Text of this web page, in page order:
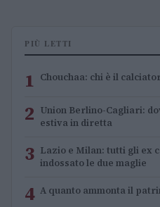
PIÙ LETTI
1 Chouchaa: chi è il
2 Union Berlino-Cagliari:
estiva in diretta
3 Lazio e Milan: tutti gli ex
indossato le due maglie
4 A quanto ammonta il